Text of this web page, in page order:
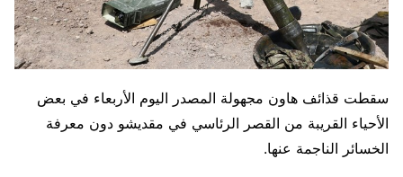
سقطت قذائف هاون مجهولة المصدر اليوم الأربعاء في بعض
الأحياء القريبة من القصر الرئاسي في مقديشو دون معرفة
الخسائر الناجمة عنها.